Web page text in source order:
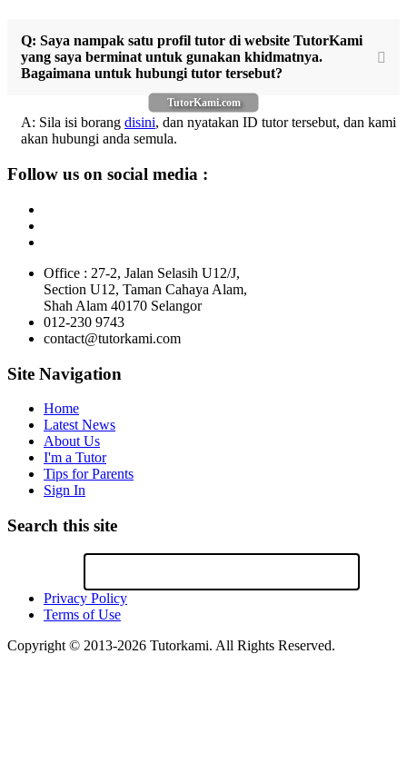
TutorKami.com
Q: Saya nampak satu profil tutor di website TutorKami
yang saya berminat untuk gunakan khidmatnya.
Bagaimana untuk hubungi tutor tersebut?
A: Sila isi borang disini, dan nyatakan ID tutor tersebut, dan kami
akan hubungi anda semula.
Follow us on social media :
Office : 27-2, Jalan Selasih U12/J,
Section U12, Taman Cahaya Alam,
Shah Alam 40170 Selangor
012-230 9743
contact@tutorkami.com
Site Navigation
Home
Latest News
About Us
I'm a Tutor
Tips for Parents
Sign In
Search this site
Privacy Policy
Terms of Use
Copyright © 2013-2026 Tutorkami. All Rights Reserved.